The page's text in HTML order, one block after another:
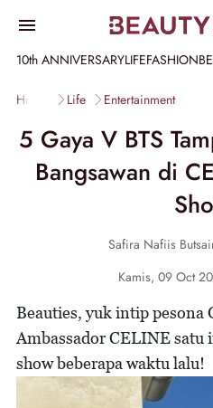
10th ANNIVERSARYLIFEFASHION
Home Life Entertainment
5 Gaya V BTS
Bangsawan di
Safira Nafiis
Kamis, 09 Oct
Beauties, yuk intip pesona
Ambassador CELINE
show beberapa waktu lalu!